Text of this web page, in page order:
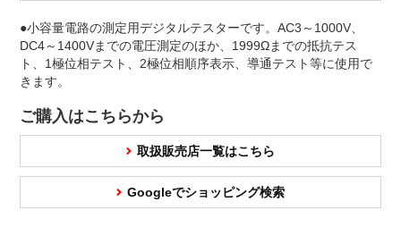
●小容量電路の測定用デジタルテスターです。AC3～1000V、
DC4～1400Vまでの電圧測定のほか、1999Ωまでの抵抗テス
ト、1極位相テスト、2極位相順序表示、導通テスト等に使用で
きます。
ご購入はこちらから
取扱販売店一覧はこちら
Googleでショッピング検索